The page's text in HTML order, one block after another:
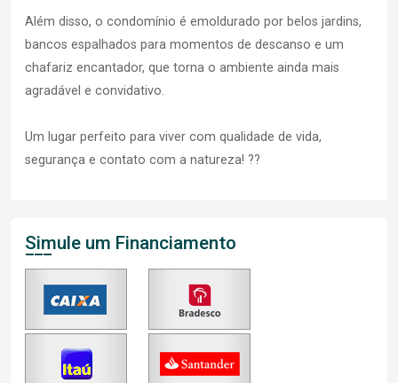
Além disso, o condomínio é emoldurado por belos jardins,
bancos espalhados para momentos de descanso e um
chafariz encantador, que torna o ambiente ainda mais
agradável e convidativo.
Um lugar perfeito para viver com qualidade de vida,
segurança e contato com a natureza! ??
Simule um Financiamento